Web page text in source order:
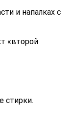
и напалках с
«второй
стирки.